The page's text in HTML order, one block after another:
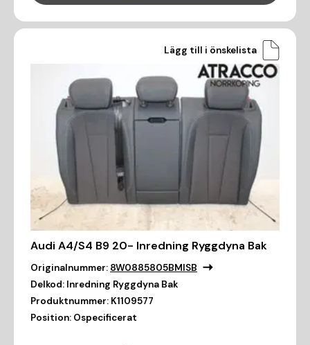
Lägg till i önskelista
Audi A4/S4 B9 20- Inredning Ryggdyna Bak
Originalnummer: 8W0885805BMISB
Delkod: Inredning Ryggdyna Bak
Produktnummer: K1109577
Position: Ospecificerat